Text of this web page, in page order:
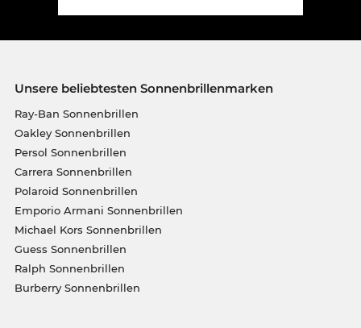
Unsere beliebtesten Sonnenbrillenmarken
Ray-Ban Sonnenbrillen
Oakley Sonnenbrillen
Persol Sonnenbrillen
Carrera Sonnenbrillen
Polaroid Sonnenbrillen
Emporio Armani Sonnenbrillen
Michael Kors Sonnenbrillen
Guess Sonnenbrillen
Ralph Sonnenbrillen
Burberry Sonnenbrillen